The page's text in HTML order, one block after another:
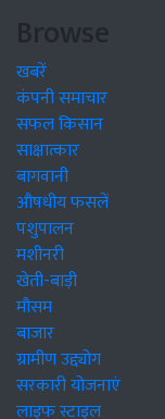
Browse
खबरें
कंपनी समाचार
सफल किसान
साक्षात्कार
बागवानी
औषधीय फसलें
पशुपालन
मशीनरी
खेती-बाड़ी
मौसम
बाजार
ग्रामीण उद्द्योग
सरकारी योजनाएं
लाइफ स्टाइल